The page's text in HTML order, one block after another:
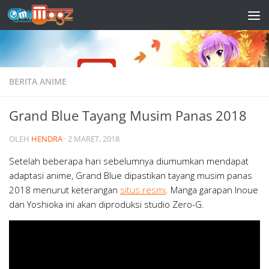
Skip to content
BERITA ANIME
Grand Blue Tayang Musim Panas 2018
OLEH HENDRA ·2 MARET, 2018
Setelah beberapa hari sebelumnya diumumkan mendapat
adaptasi anime, Grand Blue dipastikan tayang musim panas
2018 menurut keterangan situs resmi . Manga garapan Inoue
dan Yoshioka ini akan diproduksi studio Zero-G.